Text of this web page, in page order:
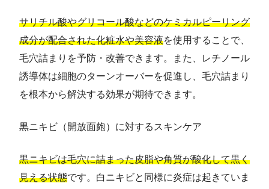
サリチル酸やグリコール酸などのケミカルピーリング
成分が配合された化粧水や美容液を使用することで、
毛穴詰まりを予防・改善できます。また、レチノール
誘導体は細胞のターンオーバーを促進し、毛穴詰まり
を根本から解決する効果が期待できます。
黒ニキビ（開放面皰）に対するスキンケア
黒ニキビは毛穴に詰まった皮脂や角質が酸化して黒く
見える状態です。白ニキビと同様に炎症は起きていま